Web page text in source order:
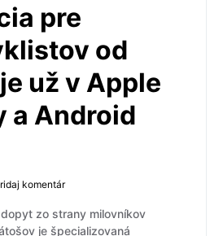
pre
od
už v Apple
a Android
komentár
zo strany milovníkov
je špecializovaná